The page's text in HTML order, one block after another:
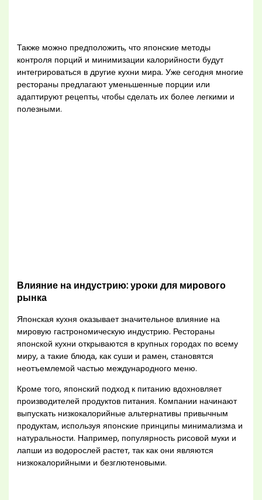
Также можно предположить, что японские методы
контроля порций и минимизации калорийности будут
интегрироваться в другие кухни мира. Уже сегодня многие
рестораны предлагают уменьшенные порции или
адаптируют рецепты, чтобы сделать их более легкими и
полезными.
Влияние на индустрию: уроки для мирового
рынка
Японская кухня оказывает значительное влияние на
мировую гастрономическую индустрию. Рестораны
японской кухни открываются в крупных городах по всему
миру, а такие блюда, как суши и рамен, становятся
неотъемлемой частью международного меню.
Кроме того, японский подход к питанию вдохновляет
производителей продуктов питания. Компании начинают
выпускать низкокалорийные альтернативы привычным
продуктам, используя японские принципы минимализма и
натуральности. Например, популярность рисовой муки и
лапши из водорослей растет, так как они являются
низкокалорийными и безглютеновыми.